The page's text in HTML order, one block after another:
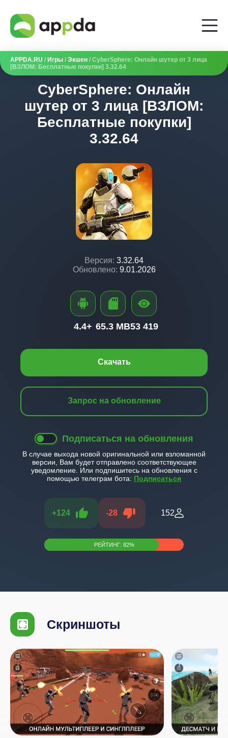
APPDA.RU / Игры / Экшен / CyberSphere: Онлайн шутер от 3 лица
[ВЗЛОМ: Бесплатные покупки] 3.32.64
CyberSphere: Онлайн
шутер от 3 лица [ВЗЛОМ:
Бесплатные покупки]
3.32.64
Версия: 3.32.64
Обновлено: 9.01.2026
Скачать
Запрос на обновление
Подписаться на обновления
В случае выхода новой оригинальной или взломанной
версии, Вам будет отправлено соответствующее
уведомление. Или подпишитесь на обновления с
помощью телеграм бота: Подписаться
+124 -28 152
РЕЙТИНГ: 82%
4.4+ 65.3 MB53 419
Скриншоты